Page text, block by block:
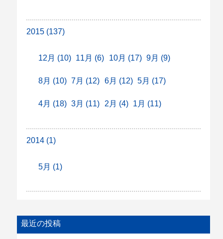
2015 (137)
12月 (10) 11月 (6) 10月 (17) 9月 (9)
8月 (10) 7月 (12) 6月 (12) 5月 (17)
4月 (18) 3月 (11) 2月 (4) 1月 (11)
2014 (1)
5月 (1)
最近の投稿